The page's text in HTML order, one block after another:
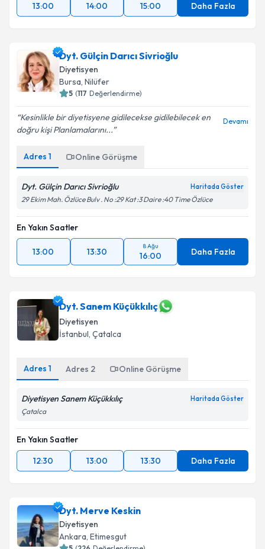
13:00
14:00 15:00 Daha Fazla
Dyt. Gülçin Darıcı Sivrioğlu
Diyetisyen
Bursa, Nilüfer
5 (117 Değerlendirme)
Kesinlikle bir diyetisyene gidilecekse gidilebilecek en
doğru kişi Planlamalarını...
Devamı
Adres 1 Online Görüşme
Dyt. Gülçin Darıcı Sivrioğlu Haritada Göster
29 Ekim Mah. Özlüce Bulv . No :29 Kat :3 Daire :40 Time Özlüce
En Yakın Saatler
13:00 13:30
8 Ağu
16:00 Daha Fazla
Dyt. Sanem Küçükkılıç
Diyetisyen
İstanbul, Çatalca
Adres 1 Adres 2 Online Görüşme
Diyetisyen Sanem Küçükkılıç Haritada Göster
Çatalca
En Yakın Saatler
12:30
13:00 13:30 Daha Fazla
Dyt. Merve Keskin
Diyetisyen
Ankara, Etimesgut